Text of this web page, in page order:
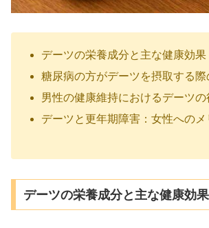
デーツの栄養成分と主な健康効果
糖尿病の方がデーツを摂取する際
男性の健康維持におけるデーツの
デーツと更年期障害：女性へのメ
デーツの栄養成分と主な健康効果